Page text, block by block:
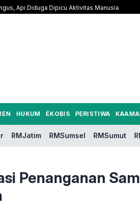
Api Diduga Dipicu Aktivitas Manusia
HUKUM ÉKOBIS PERISTIWA
RMJatim RMSumsel RMSumut
Penanganan